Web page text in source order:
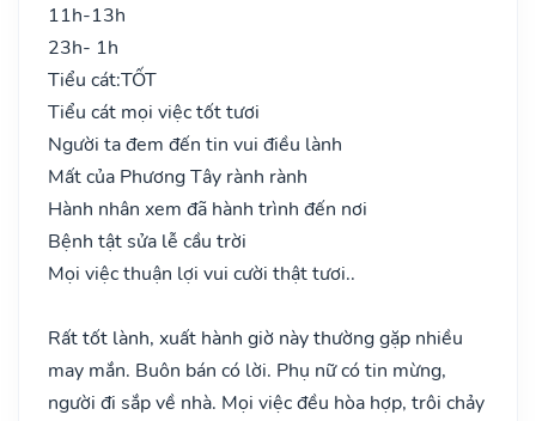
11h-13h
23h- 1h
Tiểu cát:TỐT
Tiểu cát mọi việc tốt tươi
Người ta đem đến tin vui điều lành
Mất của Phương Tây rành rành
Hành nhân xem đã hành trình đến nơi
Bệnh tật sửa lễ cầu trời
Mọi việc thuận lợi vui cười thật tươi..
Rất tốt lành, xuất hành giờ này thường gặp nhiều
may mắn. Buôn bán có lời. Phụ nữ có tin mừng,
người đi sắp về nhà. Mọi việc đều hòa hợp, trôi chảy